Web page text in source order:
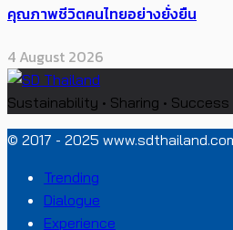
คุณภาพชีวิตคนไทยอย่างยั่งยืน
4 August 2026
Sustainability • Sharing • Success
© 2017 - 2025
Trending
Dialogue
Experience